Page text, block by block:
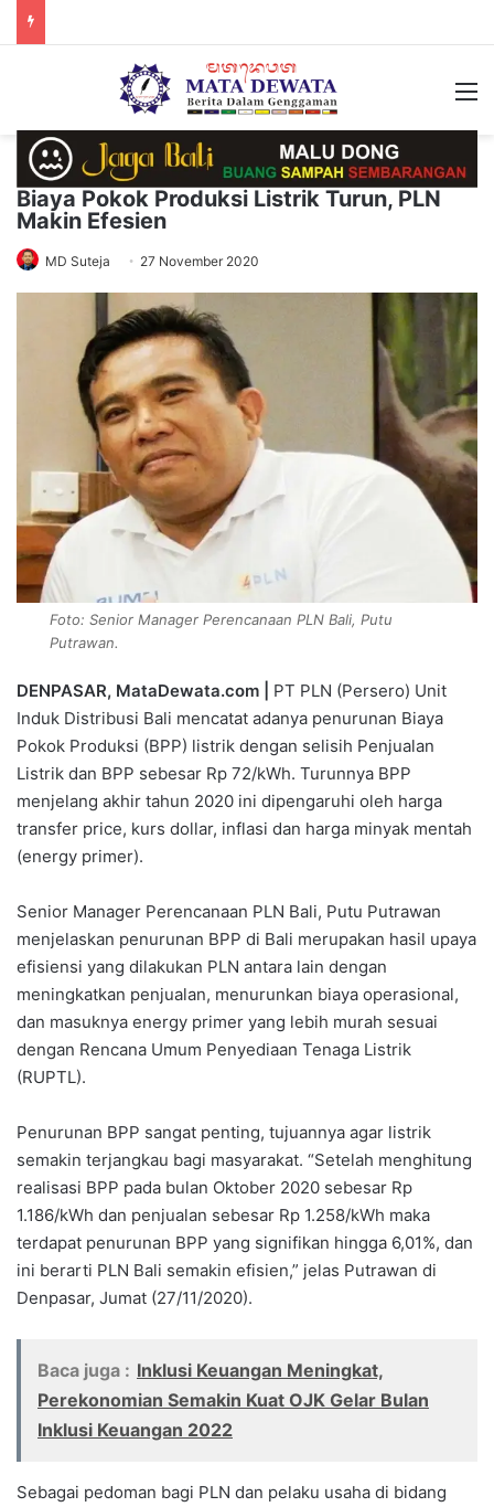
Biaya Pokok Produksi Listrik Turun, PLN
Makin Efesien
MD Suteja 27 November 2020
Foto: Senior Manager Perencanaan PLN Bali, Putu
Putrawan.
DENPASAR, MataDewata.com |
PT PLN (Persero) Unit
Induk Distribusi Bali mencatat adanya penurunan Biaya
Pokok Produksi (BPP) listrik dengan selisih Penjualan
Listrik dan BPP sebesar Rp 72/kWh. Turunnya BPP
menjelang akhir tahun 2020 ini dipengaruhi oleh harga
transfer price, kurs dollar, inflasi dan harga minyak mentah
(energy primer).
Senior Manager Perencanaan PLN Bali, Putu Putrawan
menjelaskan penurunan BPP di Bali merupakan hasil upaya
efisiensi yang dilakukan PLN antara lain dengan
meningkatkan penjualan, menurunkan biaya operasional,
dan masuknya energy primer yang lebih murah sesuai
dengan Rencana Umum Penyediaan Tenaga Listrik
(RUPTL).
Penurunan BPP sangat penting, tujuannya agar listrik
semakin terjangkau bagi masyarakat. “Setelah menghitung
realisasi BPP pada bulan Oktober 2020 sebesar Rp
1.186/kWh dan penjualan sebesar Rp 1.258/kWh maka
terdapat penurunan BPP yang signifikan hingga 6,01%, dan
ini berarti PLN Bali semakin efisien,” jelas Putrawan di
Denpasar, Jumat (27/11/2020).
Baca juga : Inklusi Keuangan Meningkat,
Perekonomian Semakin Kuat OJK Gelar Bulan
Inklusi Keuangan 2022
Sebagai pedoman bagi PLN dan pelaku usaha di bidang